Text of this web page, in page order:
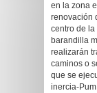
en la zona
renovación
centro de
barandilla
realizarán
caminos o
que se
inercia-